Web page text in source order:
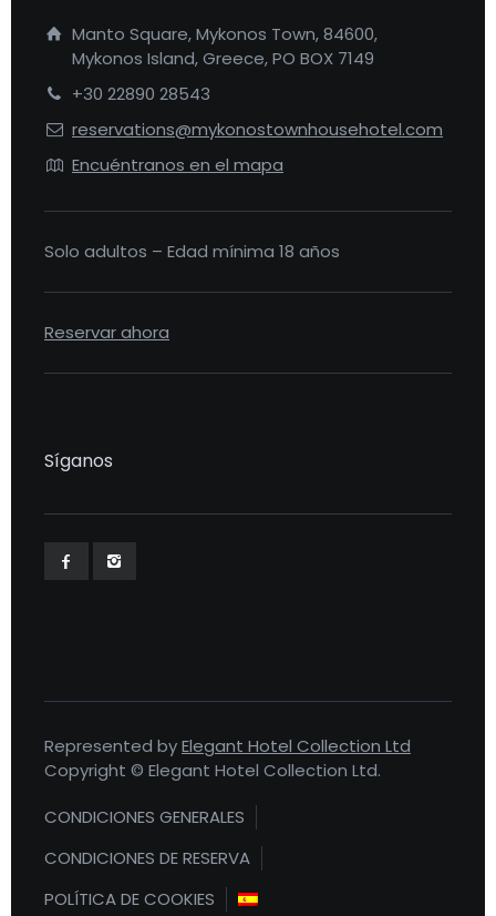
Manto Square, Mykonos Town, 84600,
Mykonos Island, Greece, PO BOX 7149
+30 22890 28543
reservations@mykonostownhousehotel.com
Encuéntranos en el mapa
Solo adultos – Edad mínima 18 años
Reservar ahora
Síganos
Represented byElegant Hotel Collection Ltd
Copyright © Elegant Hotel Collection Ltd.
CONDICIONES GENERALES
CONDICIONES DE RESERVA
POLÍTICA DE COOKIES